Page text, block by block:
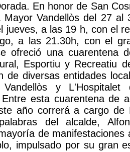
En honor de San
Mayor Vandellòs del 27 al
jueves, a las 19 h, con el
a las 21.30h, con el
ofreció una cuarentena
Esportiu y Recreatiu
de diversas entidades
Vandellòs y
esta cuarentena de
año correrá a cargo de
del alcalde,
de manifestaciones
impulsado por su gran